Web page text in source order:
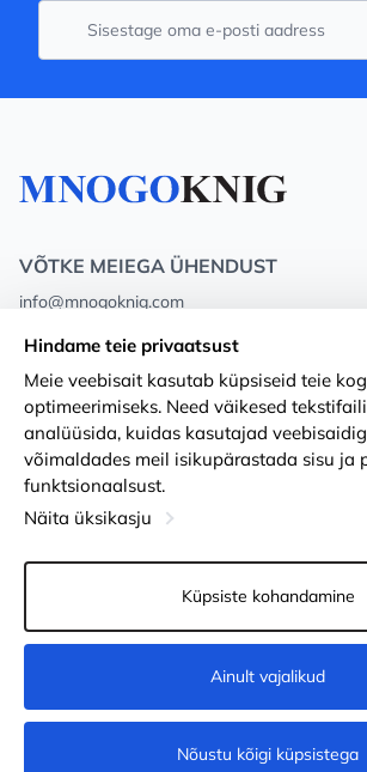
Tellimiseks
VÕTKE MEIEGA ÜHENDUST
info@mnogoknig.com
Rīga, Augusta Deglava 69d, LV-1082
Meist
Poed
Kohaletoimetamine ja makse
Lojaalsuskaardid
PÕHJUST KOOSTÖÖKS
Privacy
Kauba
Küpsiste
© 2011-2026MNOGOKNIG.
Hindame teie privaatsust
Meie veebisait kasutab küpsiseid teie
optimeerimiseks. Need väikesed
analüüsida, kuidas kasutajad
võimaldades meil isikupärastada sisu ja
funktsionaalsust.
Näita üksikasju
Küpsiste kohandamine
Ainult vajalikud
Nõustu kõigi küpsistega